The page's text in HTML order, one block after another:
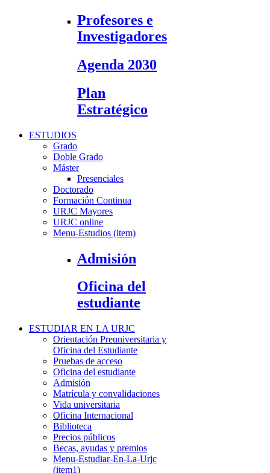
Profesores e
Investigadores
Agenda 2030
Plan
Estratégico
ESTUDIOS
Grado
Doble Grado
Máster
Presenciales
Doctorado
Formación Continua
URJC Mayores
URJC online
Menu-Estudios (item)
Admisión
Oficina del
estudiante
ESTUDIAR EN LA URJC
Orientación Preuniversitaria y
Oficina del Estudiante
Pruebas de acceso
Oficina del estudiante
Admisión
Matrícula y convalidaciones
Vida universitaria
Oficina Internacional
Biblioteca
Precios públicos
Becas, ayudas y premios
Menu-Estudiar-En-La-Urjc
(item1)